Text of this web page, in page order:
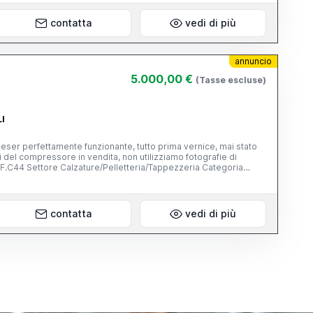
contatta vedi di più
annuncio
5.000,00 € (Tasse escluse)
perfettamente funzionante, tutto prima vernice, mai stato
del compressore in vendita, non utilizziamo fotografie di
GIALLO Stato USATO Quantità n. 1 Conforme Norme
SPEDIZIONE Imballo a vista su Pallet EPAL Provenienza
contatta vedi di più